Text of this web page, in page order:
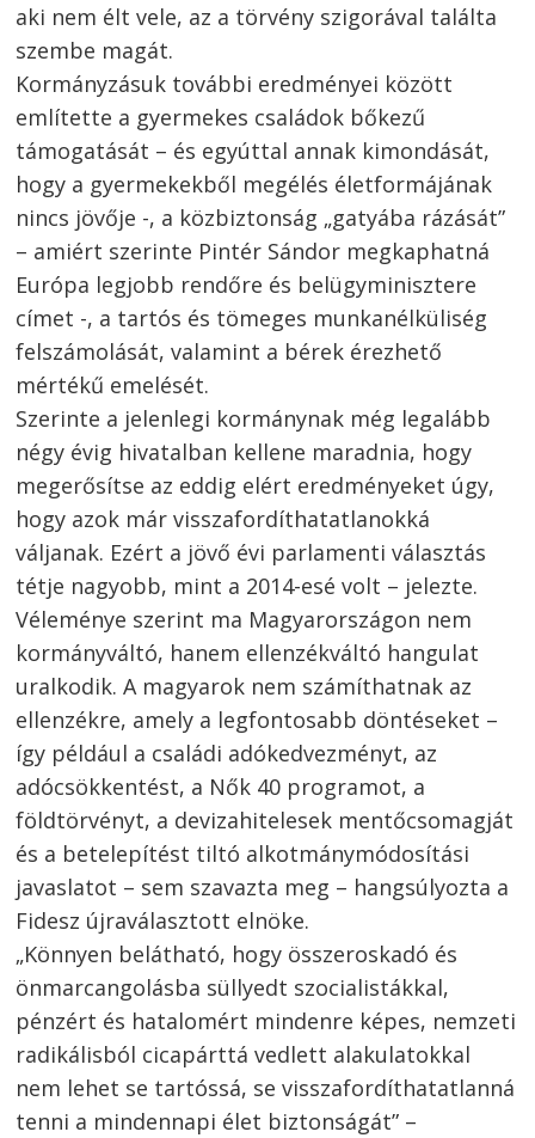
aki nem élt vele, az a törvény szigorával találta
szembe magát.
Kormányzásuk további eredményei között
említette a gyermekes családok bőkezű
támogatását – és egyúttal annak kimondását,
hogy a gyermekekből megélés életformájának
nincs jövője -, a közbiztonság „gatyába rázását”
– amiért szerinte Pintér Sándor megkaphatná
Európa legjobb rendőre és belügyminisztere
címet -, a tartós és tömeges munkanélküliség
felszámolását, valamint a bérek érezhető
mértékű emelését.
Szerinte a jelenlegi kormánynak még legalább
négy évig hivatalban kellene maradnia, hogy
megerősítse az eddig elért eredményeket úgy,
hogy azok már visszafordíthatatlanokká
váljanak. Ezért a jövő évi parlamenti választás
tétje nagyobb, mint a 2014-esé volt – jelezte.
Véleménye szerint ma Magyarországon nem
kormányváltó, hanem ellenzékváltó hangulat
uralkodik. A magyarok nem számíthatnak az
ellenzékre, amely a legfontosabb döntéseket –
így például a családi adókedvezményt, az
adócsökkentést, a Nők 40 programot, a
földtörvényt, a devizahitelesek mentőcsomagját
és a betelepítést tiltó alkotmánymódosítási
javaslatot – sem szavazta meg – hangsúlyozta a
Fidesz újraválasztott elnöke.
„Könnyen belátható, hogy összeroskadó és
önmarcangolásba süllyedt szocialistákkal,
pénzért és hatalomért mindenre képes, nemzeti
radikálisból cicapárttá vedlett alakulatokkal
nem lehet se tartóssá, se visszafordíthatatlanná
tenni a mindennapi élet biztonságát” –